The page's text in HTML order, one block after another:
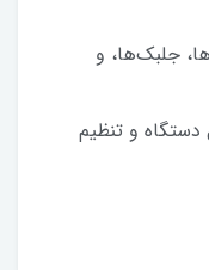
جلبک‌ها، و
و تنظیم